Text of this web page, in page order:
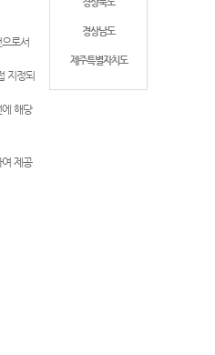
경상남도
제주특별자치도
로서
지정되
에 해당
제공